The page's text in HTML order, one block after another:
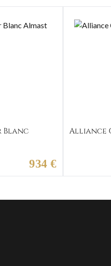
Blanc
934 €
Alliance